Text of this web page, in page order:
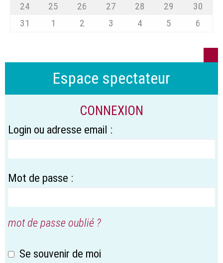
24
25 26 27 28 29
30
31
1 2 3 4 5 6
Espace spectateur
CONNEXION
Login ou adresse email :
Mot de passe :
mot de passe oublié ?
Se souvenir de moi